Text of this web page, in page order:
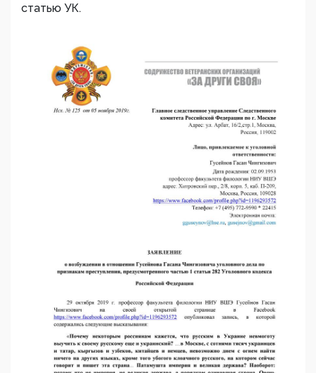
статью УК.